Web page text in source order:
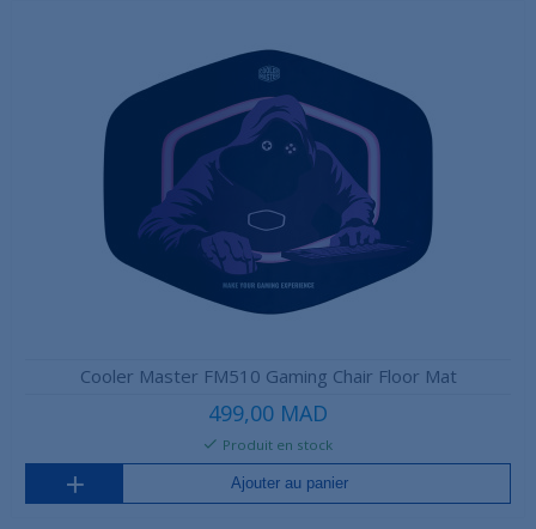
Cooler Master FM510 Gaming Chair Floor Mat
499,00 MAD
Produit en stock
Ajouter au panier